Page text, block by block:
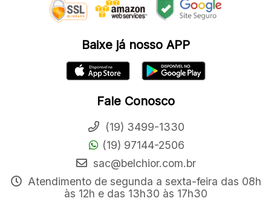
Baixe já nosso APP
Fale Conosco
(19) 3499-1330
(19) 97144-2506
sac@belchior.com.br
Atendimento de segunda a sexta-feira das 08h
às 12h e das 13h30 às 17h30